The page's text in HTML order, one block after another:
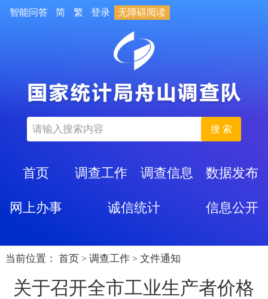
智能问答 简 繁 登录 无障碍阅读
搜 索
首页 调查工作 调查信息 数据发布
网上办事 诚信统计 信息公开
当前位置： 首页 > 调查工作 > 文件通知
关于召开全市工业生产者价格